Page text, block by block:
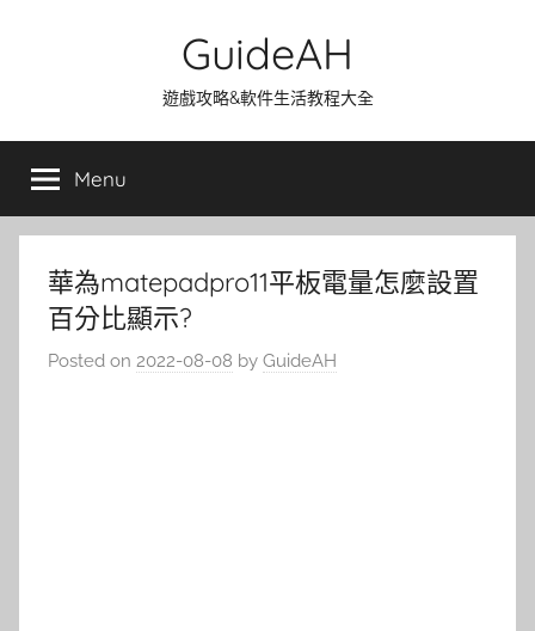
GuideAH
遊戲攻略&軟件生活教程大全
Menu
華為matepadpro11平板電量怎麼設置
百分比顯示?
Posted on 2022-08-08 by GuideAH